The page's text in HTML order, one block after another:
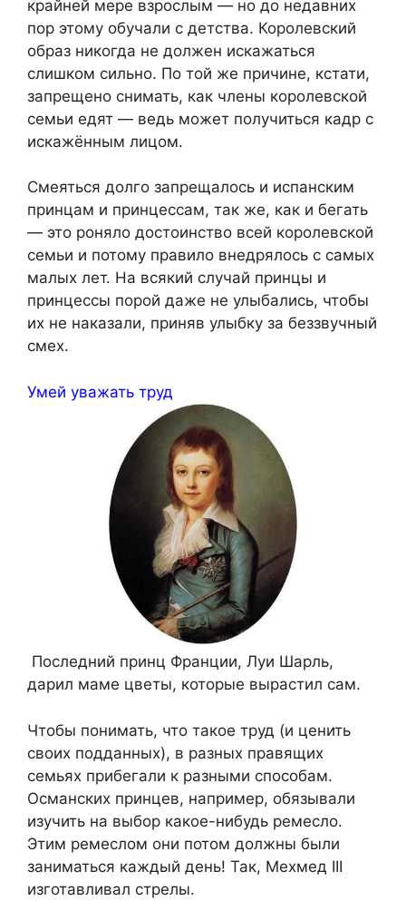
крайней мере взрослым — но до недавних
пор этому обучали с детства. Королевский
образ никогда не должен искажаться
слишком сильно. По той же причине, кстати,
запрещено снимать, как члены королевской
семьи едят — ведь может получиться кадр с
искажённым лицом.
Смеяться долго запрещалось и испанским
принцам и принцессам, так же, как и бегать
— это роняло достоинство всей королевской
семьи и потому правило внедрялось с самых
малых лет. На всякий случай принцы и
принцессы порой даже не улыбались, чтобы
их не наказали, приняв улыбку за беззвучный
смех.
Умей уважать труд
Последний принц Франции, Луи Шарль,
дарил маме цветы, которые вырастил сам.
Чтобы понимать, что такое труд (и ценить
своих подданных), в разных правящих
семьях прибегали к разными способам.
Османских принцев, например, обязывали
изучить на выбор какое-нибудь ремесло.
Этим ремеслом они потом должны были
заниматься каждый день! Так, Мехмед III
изготавливал стрелы.